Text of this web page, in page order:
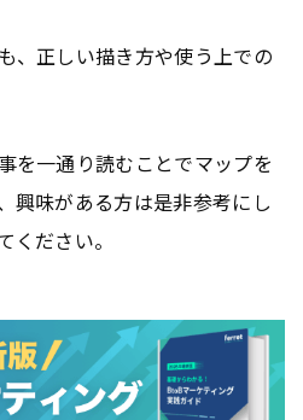
、正しい描き方や使う上での
を一通り読むことでマップを
興味がある方は是非参考にし
ください。